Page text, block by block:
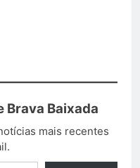
Brava Baixada
mais recentes